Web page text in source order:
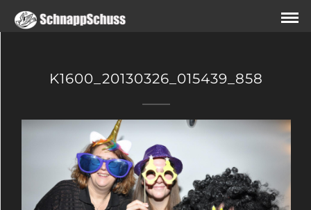
K1600_20130326_015439_858